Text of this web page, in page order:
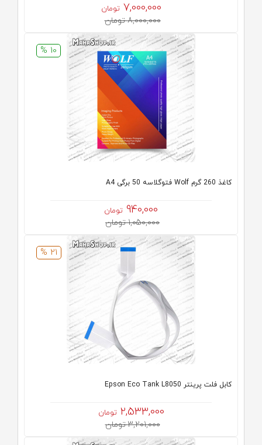
7,000,000 تومان
8,000,000 تومان
10 %
کاغذ 260 گرم Wolf فتوگلاسه 50 برگی A4
940,000 تومان
1,050,000 تومان
21 %
کابل فلت پرینتر Epson Eco Tank L8050
2,533,000 تومان
3,201,000 تومان